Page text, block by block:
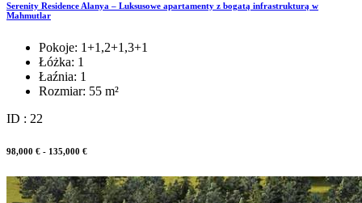
Serenity Residence Alanya – Luksusowe apartamenty z bogatą infrastrukturą w
Mahmutlar
Pokoje: 1+1,2+1,3+1
Łóżka: 1
Łaźnia: 1
Rozmiar: 55 m²
ID : 22
98,000 € - 135,000 €